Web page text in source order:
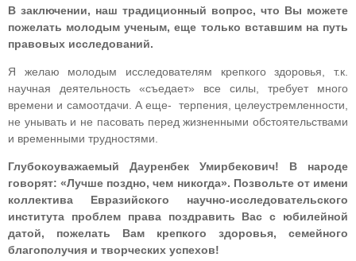
В заключении, наш традиционный вопрос, что Вы можете
пожелать молодым ученым, еще только вставшим на путь
правовых исследований.
Я желаю молодым исследователям крепкого здоровья, т.к.
научная деятельность «съедает» все силы, требует много
времени и самоотдачи. А еще- терпения, целеустремленности,
не унывать и не пасовать перед жизненными обстоятельствами
и временными трудностями.
Глубокоуважаемый Дауренбек Умирбекович! В народе
говорят: «Лучше поздно, чем никогда». Позвольте от имени
коллектива Евразийского научно-исследовательского
института проблем права поздравить Вас с юбилейной
датой, пожелать Вам крепкого здоровья, семейного
благополучия и творческих успехов!